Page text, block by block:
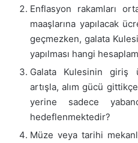
Enflasyon rakamları
maaşlarına yapılacak
geçmezken, galata
yapılması hangi
Galata Kulesinin
artışla, alım gücü gittikçe
yerine sadece
hedeflenmektedir?
Müze veya tarihi